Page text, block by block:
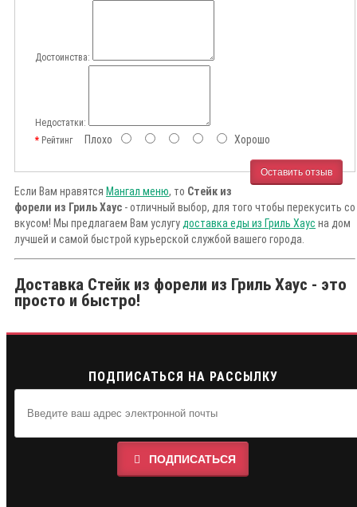
Достоинства:
Недостатки:
РейтингПлохо Хорошо
Оставить отзыв
Если Вам нравятся Мангал меню, то Стейк из
форели из Гриль Хаус - отличный выбор, для того чтобы перекусить со
вкусом! Мы предлагаем Вам услугу доставка еды из Гриль Хаус на дом
лучшей и самой быстрой курьерской службой вашего города.
Доставка Стейк из форели из Гриль Хаус - это
просто и быстро!
ПОДПИСАТЬСЯ НА РАССЫЛКУ
ПОДПИСАТЬСЯ